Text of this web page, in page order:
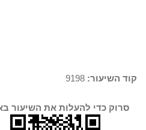
קוד השיעור:
סרוק כדי להעלות את השיעור